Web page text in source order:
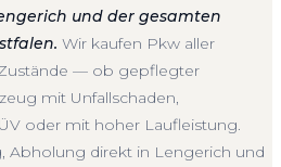
und der gesamten
Wir kaufen Pkw aller
— ob gepflegter
mit Unfallschaden,
oder mit hoher Laufleistung.
Abholung direkt in Lengerich und